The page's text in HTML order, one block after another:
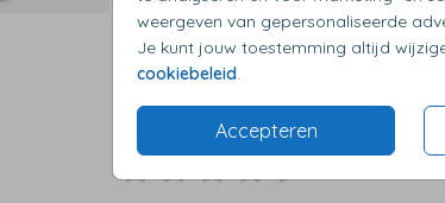
weergeven van gepersonaliseerde
Je kunt jouw toestemming altijd
cookiebeleid.
Accepteren